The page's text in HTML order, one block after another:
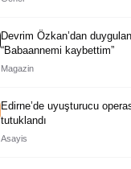
Devrim Özkan’dan
“Babaannemi kaybettim”
Magazin
Edirne’de uyuşturucu
tutuklandı
Asayis